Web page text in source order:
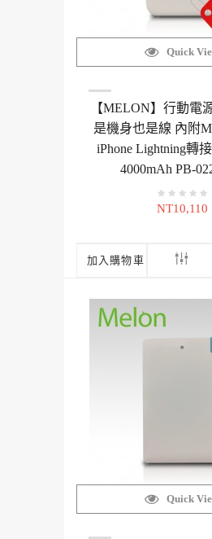
Quick
【MELON】行動電
是機身也是線 內附
iPhone Lightning轉
4000mAh PB-
NT10,110
加入購物車
Quick